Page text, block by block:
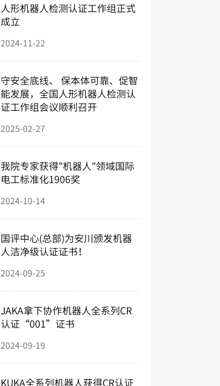
人形机器人检测认证工作组正式
成立
2024-11-22
守安全底线、 保本体可靠、促智
能发展，全国人形机器人检测认
证工作组会议顺利召开
2025-02-27
我院专家获得"机器人"领域国际
电工标准化1906奖
2024-10-14
国评中心(总部)为安川颁发机器
人洁净级认证证书！
2024-09-25
JAKA拿下协作机器人全系列CR
认证“001”证书
2024-09-19
KUKA全系列机器人获得CR认证